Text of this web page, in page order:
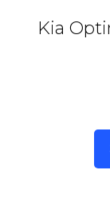
Kia